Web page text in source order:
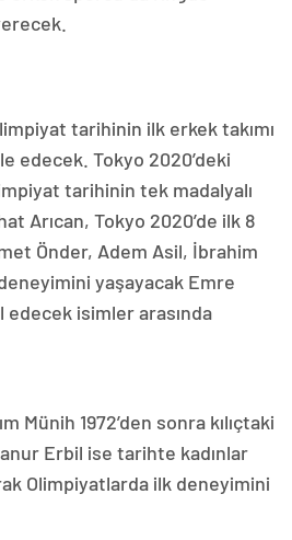
tarihinin ilk erkek takımı
edecek. Tokyo 2020’deki
tarihinin tek madalyalı
Arıcan, Tokyo 2020’de ilk 8
Önder, Adem Asil, İbrahim
yaşayacak Emre
edecek isimler arasında
Münih 1972’den sonra kılıçtaki
Erbil ise tarihte kadınlar
Olimpiyatlarda ilk deneyimini